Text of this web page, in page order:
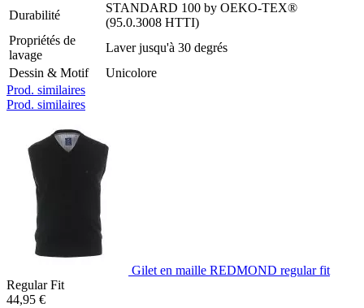
Durabilité
STANDARD 100 by OEKO-TEX®
(95.0.3008 HTTI)
Propriétés de
lavage
Laver jusqu'à 30 degrés
Dessin & Motif
Unicolore
Prod. similaires
Prod. similaires
Gilet en maille REDMOND regular fit
Regular Fit
44,95 €